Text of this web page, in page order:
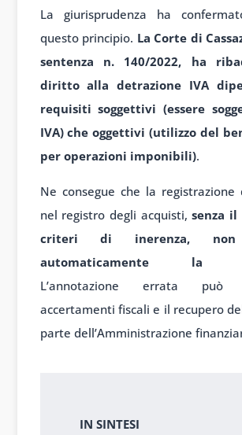
La giurisprudenza ha
questo principio. La Corte di
sentenza n. 140/2022, ha
diritto alla detrazione IVA
requisiti soggettivi (essere
IVA) che oggettivi (utilizzo del
per operazioni imponibili).
Ne consegue che la
nel registro degli acquisti,senza
criteri di inerenza, non
automaticamente la
L’annotazione errata può
accertamenti fiscali e il recupero
parte dell’Amministrazione
IN SINTESI